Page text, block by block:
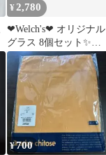
¥ 2,780
❤Welch's❤ オリジナル
グラス 8個セット✨新
品未使用✨日本製
¥700